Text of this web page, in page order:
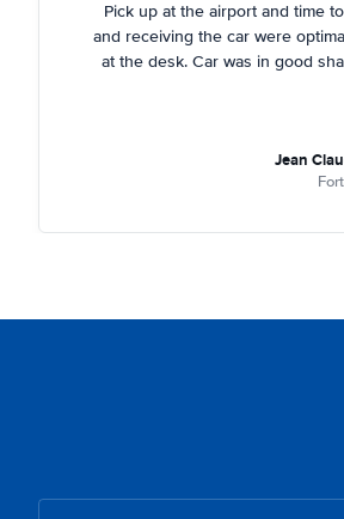
Pick up at the airport and time
and receiving the car were
at the desk. Car was in good
Jean